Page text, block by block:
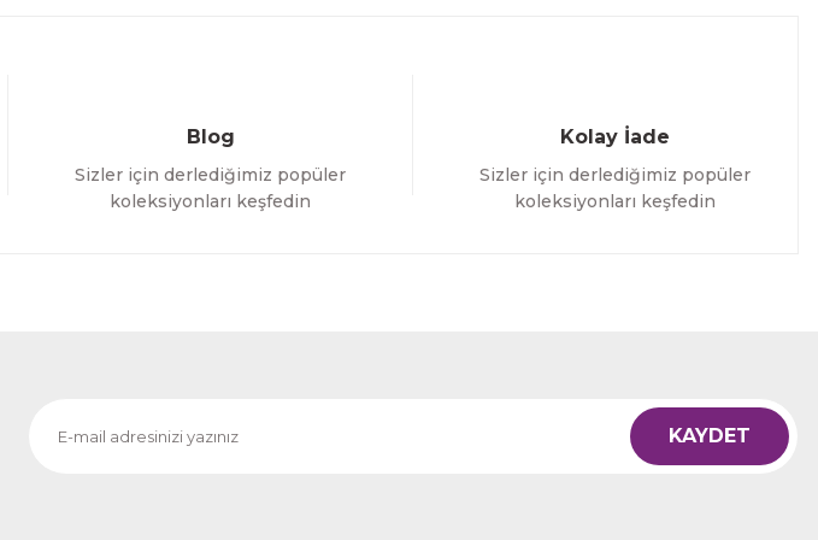
Blog
Sizler için derlediğimiz popüler
koleksiyonları keşfedin
Kolay İade
Sizler için derlediğimiz popüler
koleksiyonları keşfedin
KAYDET